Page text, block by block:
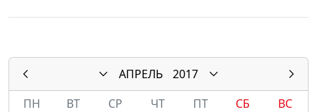
АПРЕЛЬ
2017
ПН
ВТ СР ЧТ ПТ СБ
ВС